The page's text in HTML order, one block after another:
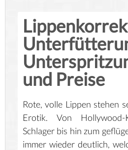
und Preise
Rote, volle Lippen stehen
Erotik. Von Hollywood-
Schlager bis hin zum
immer wieder deutlich,